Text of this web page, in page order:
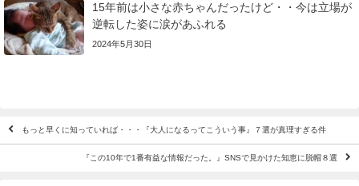
15年前は小さな赤ちゃんだったけど・・今は立場が
逆転した姿に涙があふれる
2024年5月30日
もっと早くに知っていれば・・・『大人になるってこういう事』７選が真理すぎる件
『この10年で1番有益な情報だった。』SNSで見かけた知恵に脱帽８選